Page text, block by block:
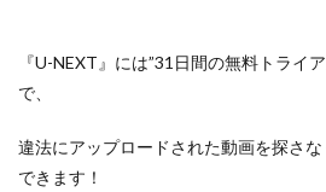
『U-NEXT』には”31日間の無料トライ
で、
違法にアップロードされた動画を探さ
できます！